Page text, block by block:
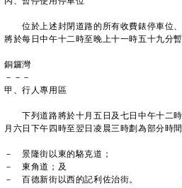
位於上述封閉道路的所有收費錶停車位、
將於每日中午十二時至晚上十一時五十九分暫
銅鑼灣
－－－
甲、行人專用區
下列道路將於十月五日及七日中午十二時
月六日下午四時至翌日凌晨三時劃為部分時
－ 景隆街以東的駱克道；
－ 東角道；及
－ 百德新街以西的記利佐治街。